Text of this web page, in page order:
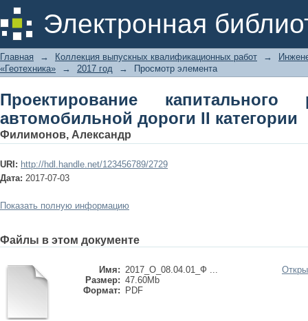
Электронная
Проектирование капитального
категории
Главная → Коллекция выпускных квалификационных работ →
«Геотехника»
→ 2017 год → Просмотр элемента
Проектирование капитального
автомобильной дороги II категории
Филимонов, Александр
URI: http://hdl.handle.net/123456789/2729
Дата: 2017-07-03
Показать полную информацию
Файлы в этом документе
Имя: 2017_О_08.04.01_Ф ...
Размер: 47.60Mb
Формат:
PDF